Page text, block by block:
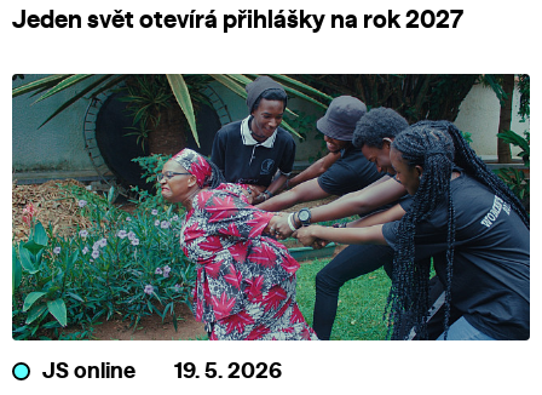
Jeden svět otevírá přihlášky na rok 2027
JS online 19. 5. 2026